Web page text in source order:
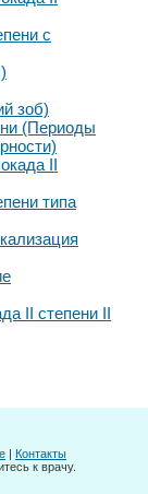
с
зоб)
(Периоды
II
типа
II степени II
| Контакты
к врачу.